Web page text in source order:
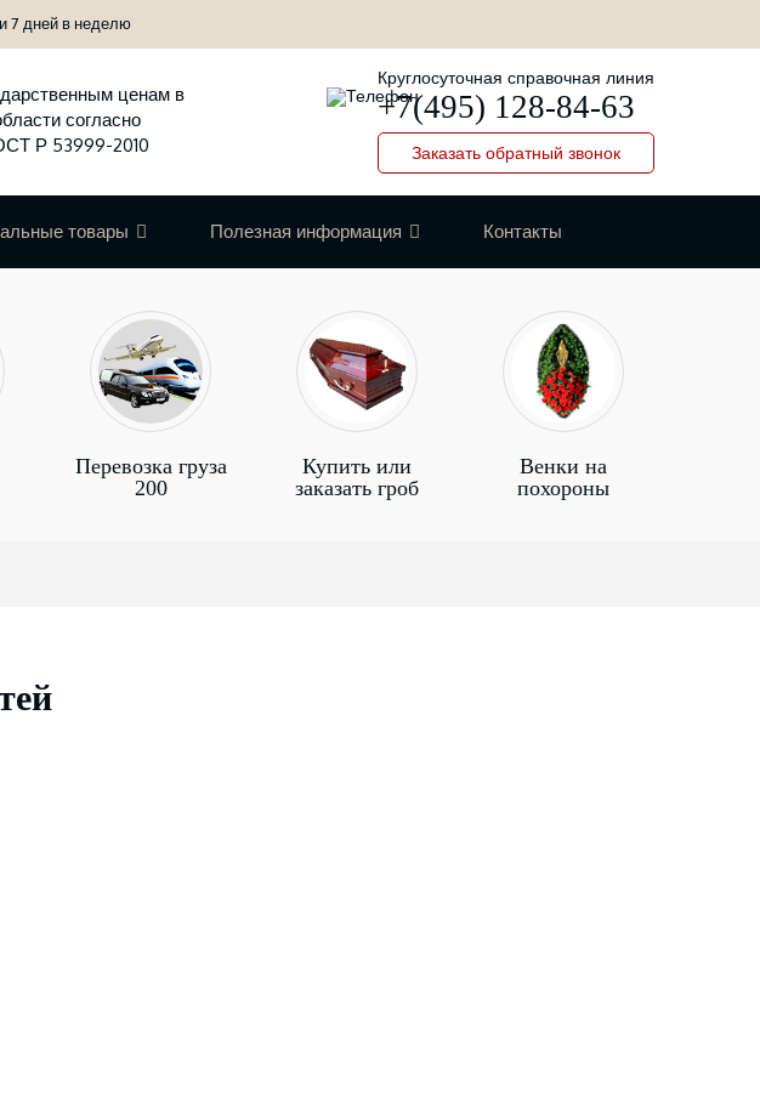
7 дней в неделю
Круглосуточная справочная линия
+7(495) 128-84-63
Заказать обратный звонок
ценам в
согласно
Р 53999-2010
товары Полезная информация Контакты
Перевозка груза
200
Купить или
заказать гроб
Венки на
похороны